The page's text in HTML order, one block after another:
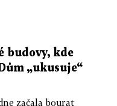
budovy, kde
„ukusuje“
začala bourat